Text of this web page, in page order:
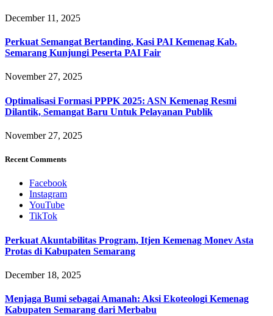
December 11, 2025
Perkuat Semangat Bertanding, Kasi PAI Kemenag Kab.
Semarang Kunjungi Peserta PAI Fair
November 27, 2025
Optimalisasi Formasi PPPK 2025: ASN Kemenag Resmi
Dilantik, Semangat Baru Untuk Pelayanan Publik
November 27, 2025
Recent Comments
Facebook
Instagram
YouTube
TikTok
Perkuat Akuntabilitas Program, Itjen Kemenag Monev Asta
Protas di Kabupaten Semarang
December 18, 2025
Menjaga Bumi sebagai Amanah: Aksi Ekoteologi Kemenag
Kabupaten Semarang dari Merbabu